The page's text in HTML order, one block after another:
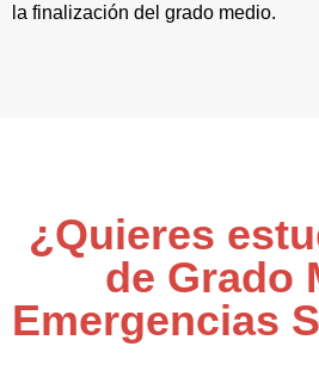
la finalización del grado medio.
¿Quieres
de Grado
Emergencias